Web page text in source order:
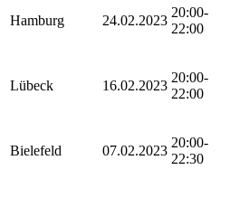
Hamburg 24.02.2023
20:00-
22:00
Lübeck 16.02.2023
20:00-
22:00
Bielefeld 07.02.2023
20:00-
22:30